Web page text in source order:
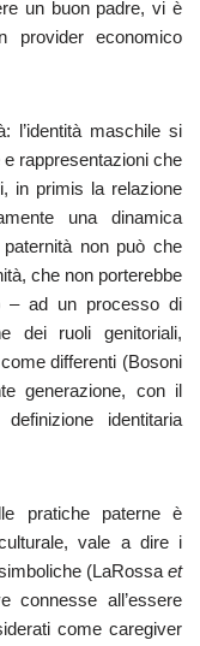
un buon padre, vi è
provider economico
l’identità maschile si
rappresentazioni che
in primis la relazione
una dinamica
non può che
che non porterebbe
‒ ad un processo di
dei ruoli genitoriali,
differenti (Bosoni
generazione, con il
identitaria
pratiche paterne è
vale a dire i
(LaRossa et
connesse all’essere
come caregiver